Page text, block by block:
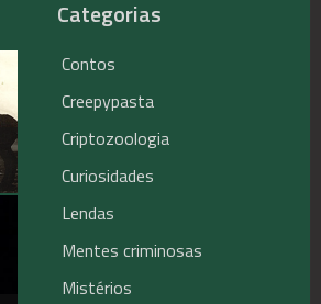
Categorias
Contos
Creepypasta
Criptozoologia
Curiosidades
Lendas
Mentes criminosas
Mistérios